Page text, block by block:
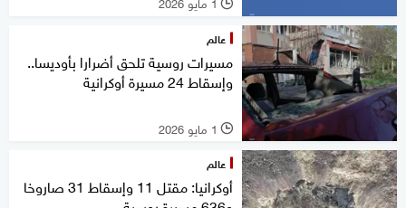
l
عالم
مسيرات روسية تلحق أضرارا بأوديسا..
وإسقاط 24 مسيرة أوكرانية
l 1 مايو 2026
عالم
أوكرانيا: مقتل 11 وإسقاط 31 صاروخا